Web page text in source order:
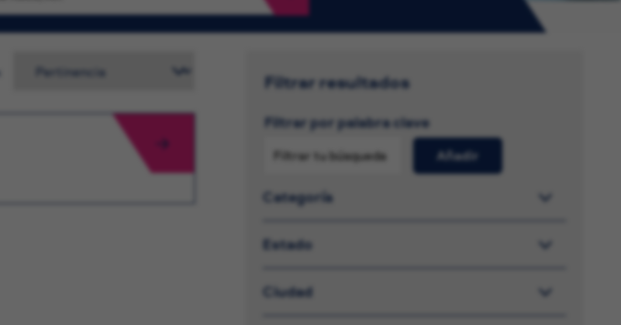
Filtrar resultados
Filtrar por palabra clave
Añadir
Categoría
Estado
Ciudad